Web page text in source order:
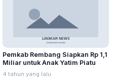
Pemkab Rembang Siapkan Rp 1,1
Miliar untuk Anak Yatim Piatu
4 tahun yang lalu